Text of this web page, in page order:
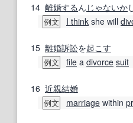
14 離婚するん じゃないか
例文 I think she will
15 離婚訴訟を起こす
例文 file a divorce suit
16 近親結婚
例文 marriage within